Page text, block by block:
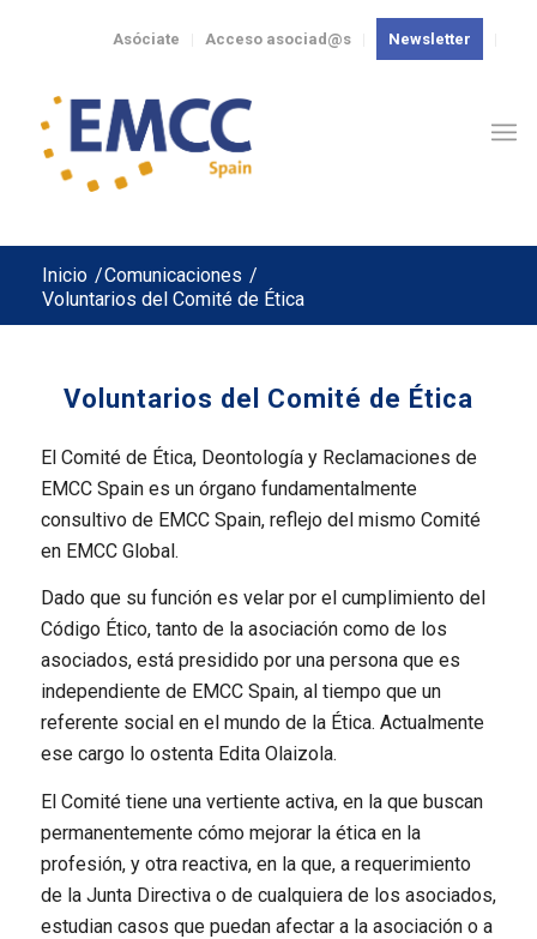
Newsletter
Acceso asociad@s
Asóciate
Inicio /Comunicaciones /
Voluntarios del Comité de Ética
Voluntarios del Comité de Ética
El Comité de Ética, Deontología y Reclamaciones de
EMCC Spain es un órgano fundamentalmente
consultivo de EMCC Spain, reflejo del mismo Comité
en EMCC Global.
Dado que su función es velar por el cumplimiento del
Código Ético, tanto de la asociación como de los
asociados, está presidido por una persona que es
independiente de EMCC Spain, al tiempo que un
referente social en el mundo de la Ética. Actualmente
ese cargo lo ostenta Edita Olaizola.
El Comité tiene una vertiente activa, en la que buscan
permanentemente cómo mejorar la ética en la
profesión, y otra reactiva, en la que, a requerimiento
de la Junta Directiva o de cualquiera de los asociados,
estudian casos que puedan afectar a la asociación o a